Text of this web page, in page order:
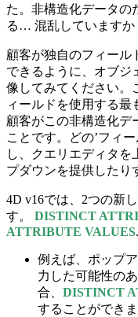
た。非構造化データの
る… 混乱していますか
顧客が独自のフィール
できるように、オブジ
像してみてください。
ィールドを使用する最
顧客がこの非構造化デ
ことです。どの’フィ
し、クエリエディタを
プダウンを提供したり
4D v16では、2つの新
す。 DISTINCT
ATTRIBUTE VALUES.
例えば、ポップ
力した可能性の
合、 DISTINCT
することができ